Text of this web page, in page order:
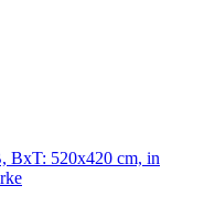
BxT: 520x420 cm, in